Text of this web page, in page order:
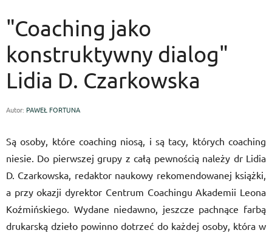
"Coaching jako
konstruktywny dialog"
Lidia D. Czarkowska
Autor: PAWEŁ FORTUNA
Są osoby, które coaching niosą, i są tacy, których coaching
niesie. Do pierwszej grupy z całą pewnością należy dr Lidia
D. Czarkowska, redaktor naukowy rekomendowanej książki,
a przy okazji dyrektor Centrum Coachingu Akademii Leona
Koźmińskiego. Wydane niedawno, jeszcze pachnące farbą
drukarską dzieło powinno dotrzeć do każdej osoby, która w